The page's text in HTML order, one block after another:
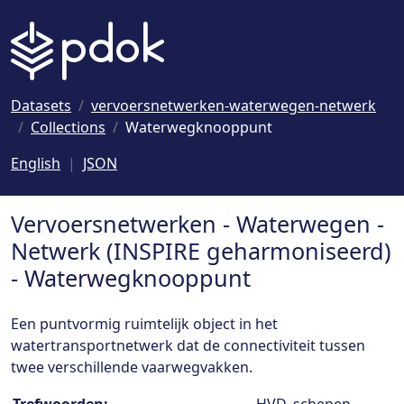
Datasets
vervoersnetwerken-waterwegen-netwerk
Collections
Waterwegknooppunt
English
JSON
Vervoersnetwerken - Waterwegen -
Netwerk (INSPIRE geharmoniseerd)
- Waterwegknooppunt
Een puntvormig ruimtelijk object in het
watertransportnetwerk dat de connectiviteit tussen
twee verschillende vaarwegvakken.